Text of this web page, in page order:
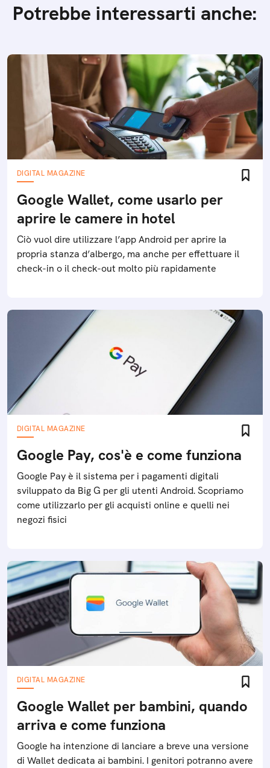
Potrebbe interessarti anche:
DIGITAL MAGAZINE
Google Wallet, come usarlo per
aprire le camere in hotel
Ciò vuol dire utilizzare l’app Android per aprire la
propria stanza d’albergo, ma anche per effettuare il
check-in o il check-out molto più rapidamente
DIGITAL MAGAZINE
Google Pay, cos'è e come funziona
Google Pay è il sistema per i pagamenti digitali
sviluppato da Big G per gli utenti Android. Scopriamo
come utilizzarlo per gli acquisti online e quelli nei
negozi fisici
DIGITAL MAGAZINE
Google Wallet per bambini, quando
arriva e come funziona
Google ha intenzione di lanciare a breve una versione
di Wallet dedicata ai bambini. I genitori potranno avere